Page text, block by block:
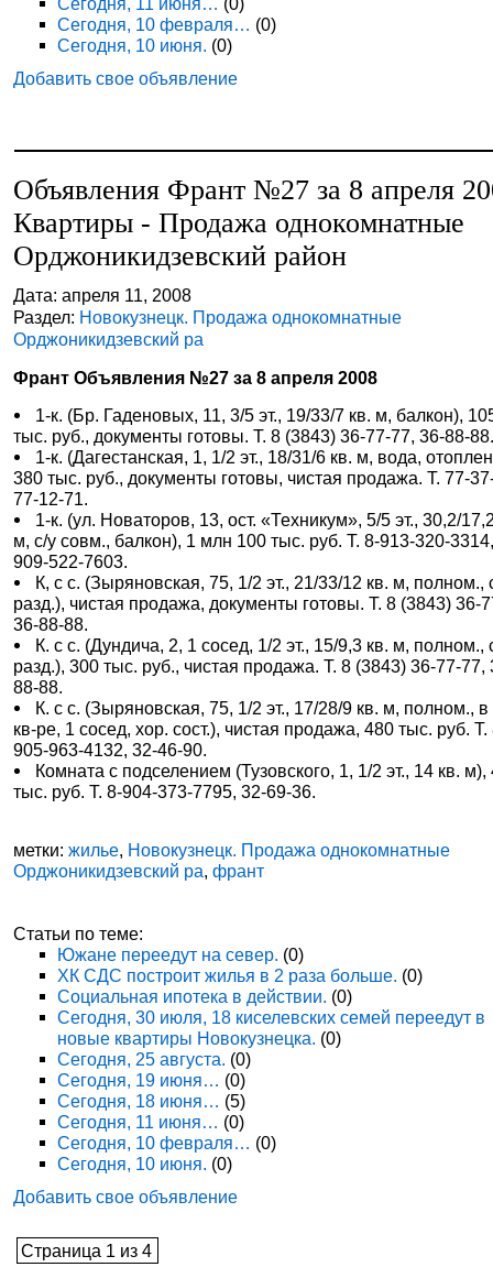
Сегодня, 10 февраля… (0)
Сегодня, 10 июня. (0)
Добавить свое объявление
Объявления Франт №27 за 8 апреля
Квартиры - Продажа однокомнатные
Орджоникидзевский район
Дата: апреля 11, 2008
Раздел: Новокузнецк. Продажа однокомнатные
Орджоникидзевский ра
Франт Объявления №27 за 8 апреля 2008
1-к. (Бр. Гаденовых, 11, 3/5 эт., 19/33/7 кв. м, балкон),
тыс. руб., документы готовы. Т. 8 (3843) 36-77-77, 36-88-
1-к. (Дагестанская, 1, 1/2 эт., 18/31/6 кв. м, вода,
380 тыс. руб., документы готовы, чистая продажа. Т. 77-
77-12-71.
1-к. (ул. Новаторов, 13, ост. «Техникум», 5/5 эт., 30,2/
м, с/у совм., балкон), 1 млн 100 тыс. руб. Т. 8-913-320-
909-522-7603.
К, с с. (Зыряновская, 75, 1/2 эт., 21/33/12 кв. м, полном.,
разд.), чистая продажа, документы готовы. Т. 8 (3843) 36-
36-88-88.
К. с с. (Дундича, 2, 1 сосед, 1/2 эт., 15/9,3 кв. м, полном.,
разд.), 300 тыс. руб., чистая продажа. Т. 8 (3843) 36-77-77,
88-88.
К. с с. (Зыряновская, 75, 1/2 эт., 17/28/9 кв. м, полном., в
кв-ре, 1 сосед, хор. сост.), чистая продажа, 480 тыс. руб. Т.
905-963-4132, 32-46-90.
Комната с подселением (Тузовского, 1, 1/2 эт., 14 кв. м),
тыс. руб. Т. 8-904-373-7795, 32-69-36.
метки:жилье, Новокузнецк. Продажа однокомнатные
Орджоникидзевский ра,франт
Статьи по теме:
Южане переедут на север. (0)
ХК СДС построит жилья в 2 раза больше. (0)
Социальная ипотека в действии. (0)
Сегодня, 30 июля, 18 киселевских семей переедут в
новые квартиры Новокузнецка. (0)
Сегодня, 25 августа. (0)
Сегодня, 19 июня… (0)
Сегодня, 18 июня… (5)
Сегодня, 11 июня… (0)
Сегодня, 10 февраля… (0)
Сегодня, 10 июня. (0)
Добавить свое объявление
Страница 1 из 4